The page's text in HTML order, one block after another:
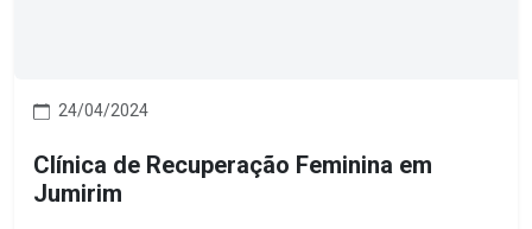
24/04/2024
Clínica de Recuperação Feminina em
Jumirim